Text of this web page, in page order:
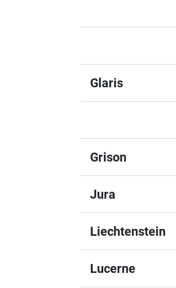
Glaris
Grison
Jura
Liechtenstein
Lucerne